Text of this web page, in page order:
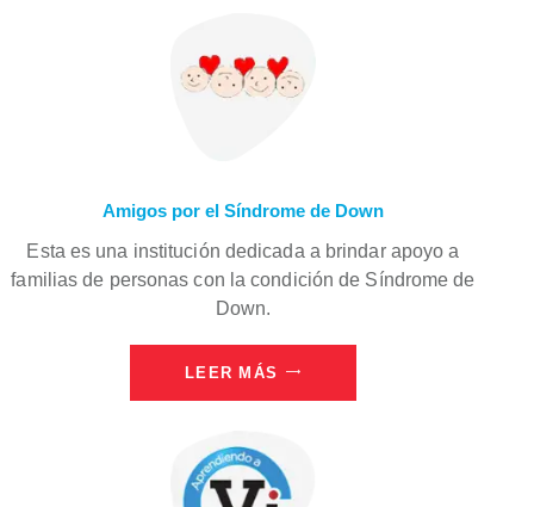
Amigos por el Síndrome de Down
Esta es una institución dedicada a brindar apoyo a
familias de personas con la condición de Síndrome de
Down.
LEER MÁS